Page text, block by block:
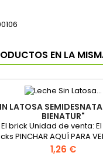
EN LA
LATOSA
BIENATUR"
brick Unidad de venta:
PINCHAR AQUÍ PARA
Precio
1,26 €